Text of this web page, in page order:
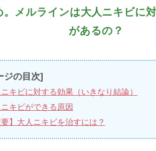
。メルラインは大人ニキビに
があるの？
ジの目次]
キビに対する効果（いきなり結論）
キビができる原因
要】大人ニキビを治すには？